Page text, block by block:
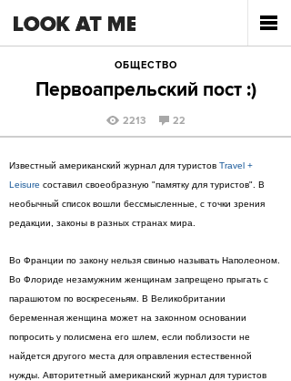
ОБЩЕСТВО
Первоапрельский пост :)
2213 22
Известный американский журнал для туристов Travel +
Leisure составил своеобразную "памятку для туристов". В
необычный список вошли бессмысленные, с точки зрения
редакции, законы в разных странах мира.
Во Франции по закону нельзя свинью называть Наполеоном.
Во Флориде незамужним женщинам запрещено прыгать с
парашютом по воскресеньям. В Великобритании
беременная женщина может на законном основании
попросить у полисмена его шлем, если поблизости не
найдется другого места для оправления естественной
нужды. Авторитетный американский журнал для туристов